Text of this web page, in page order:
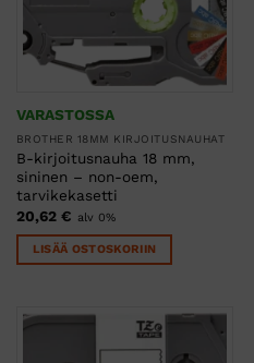
VARASTOSSA
BROTHER 18MM KIRJOITUSNAUHAT
B-kirjoitusnauha 18 mm,
sininen – non-oem,
tarvikekasetti
20,62 € alv 0%
LISÄÄ OSTOSKORIIN